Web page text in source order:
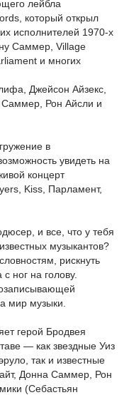
лейбла
который открыл
исполнителей 1970-х
Саммер, Village
и многих
Джейсон Айзекс,
Саммер, Рон Айсли и
в
увидеть на
концерт
Kiss, Парламент,
и все, что у тебя
музыкантов?
рискнуть
ног на голову.
мир музыки.
герой Бродвея
— как звездные Уиз
так и известные
Донна Саммер, Рон
(Себастьян